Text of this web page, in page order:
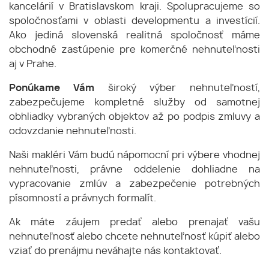
kancelárií v Bratislavskom kraji. Spolupracujeme so
spoločnosťami v oblasti developmentu a investícií.
Ako jediná slovenská realitná spoločnosť máme
obchodné zastúpenie pre komerčné nehnuteľnosti
aj v Prahe.
Ponúkame Vám široký výber nehnuteľností,
zabezpečujeme kompletné služby od samotnej
obhliadky vybraných objektov až po podpis zmluvy a
odovzdanie nehnuteľnosti.
Naši makléri Vám budú nápomocní pri výbere vhodnej
nehnuteľnosti, právne oddelenie dohliadne na
vypracovanie zmlúv a zabezpečenie potrebných
písomností a právnych formalít.
Ak máte záujem predať alebo prenajať vašu
nehnuteľnosť alebo chcete nehnuteľnosť kúpiť alebo
vziať do prenájmu neváhajte nás kontaktovať.